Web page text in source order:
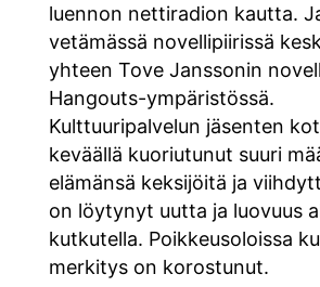
luennon nettiradion kautta.
vetämässä novellipiirissä
yhteen Tove Janssonin
Hangouts-ympäristössä.
Kulttuuripalvelun jäsenten
keväällä kuoriutunut suuri
elämänsä keksijöitä ja
on löytynyt uutta ja luovuus
kutkutella. Poikkeusoloissa
merkitys on korostunut.